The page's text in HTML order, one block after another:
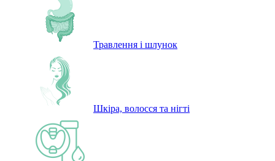
Травлення і шлунок
Шкіра, волосся та нігті